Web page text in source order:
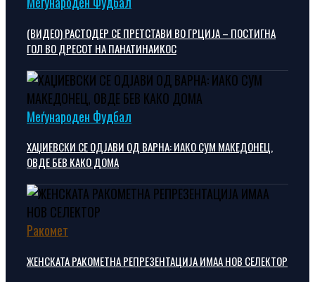
(ВИДЕО) РАСТОДЕР СЕ ПРЕТСТАВИ ВО ГРЦИЈА – ПОСТИГНА
ГОЛ ВО ДРЕСОТ НА ПАНАТИНАИКОС
Меѓународен Фудбал
ХАЏИЕВСКИ СЕ ОДЈАВИ ОД ВАРНА: ИАКО СУМ МАКЕДОНЕЦ,
ОВДЕ БЕВ КАКО ДОМА
Ракомет
ЖЕНСКАТА РАКОМЕТНА РЕПРЕЗЕНТАЦИЈА ИМАА НОВ СЕЛЕКТОР